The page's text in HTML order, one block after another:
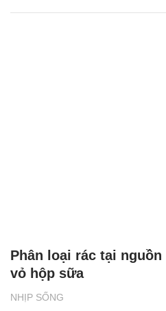
NHỊP SỐNG
Phân loại rác tại
vỏ hộp sữa